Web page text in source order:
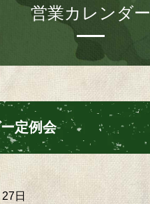
営業カレンダー
定例会
日